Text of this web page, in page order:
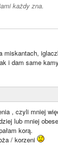
każdy zna.
i dam same
, czyli mniej
lub mniej
korą.
/ korzeni